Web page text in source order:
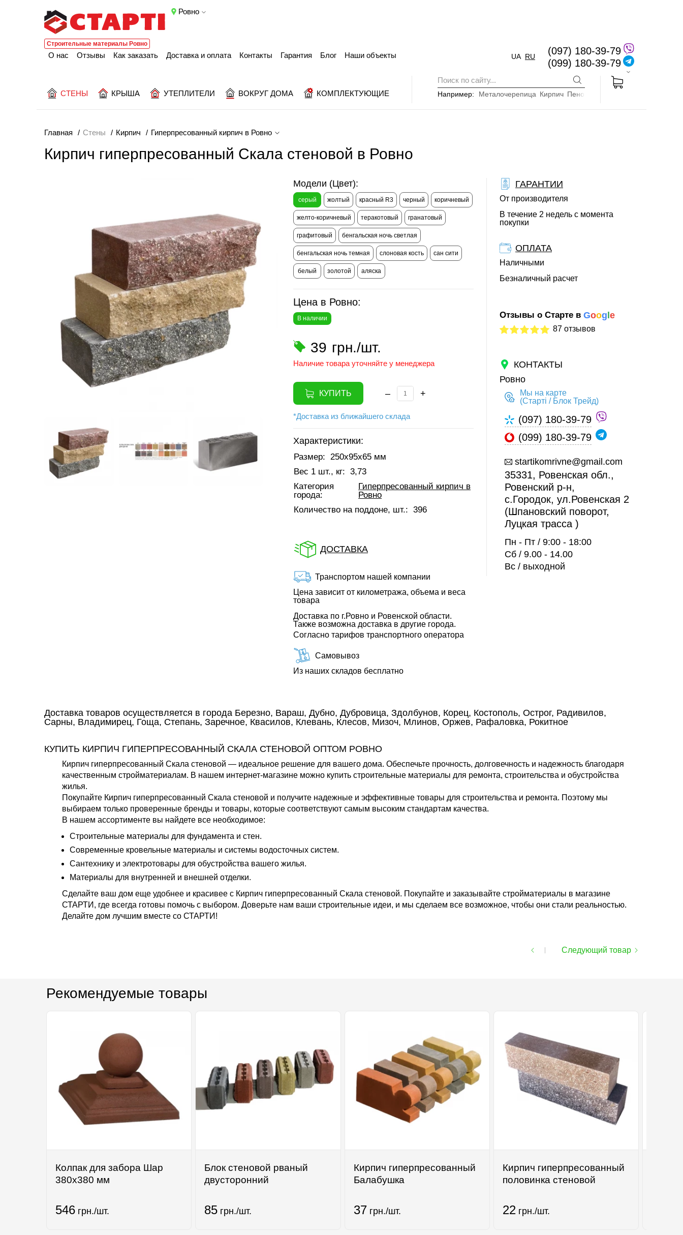
Ровно
Строительные материалы Ровно
Например: Металочерепица Кирпич Пенопласт
СТЕНЫ КРЫША УТЕПЛИТЕЛИ ВОКРУГ ДОМА КОМПЛЕКТУЮЩИЕ
(097) 180-39-79
(099) 180-39-79
О нас Отзывы Как заказать Доставка и оплата Контакты Гарантия Блог Наши объекты UA RU
Главная Стены Кирпич Гиперпресованный кирпич в Ровно
Кирпич гиперпресованный Скала стеновой в Ровно
Модели (Цвет):
серый жолтый красный R3 черный коричневый
желто-коричневый теракотовый гранатовый
графитовый бенгальская ночь светлая
бенгальская ночь темная слоновая кость сан сити
белый золотой аляска
Цена в Ровно:
В наличии
39 грн./шт.
Наличие товара уточняйте у менеджера
КУПИТЬ – +
*Доставка из ближайшего склада
Характеристики:
Размер: 250х95х65 мм
Вес 1 шт., кг: 3,73
Категория
города:
Гиперпресованный кирпич в
Ровно
Количество на поддоне, шт.: 396
ДОСТАВКА
Транспортом нашей компании
Цена зависит от километража, объема и веса
товара
Доставка по г.Ровно и Ровенской области.
Также возможна доставка в другие города.
Согласно тарифов транспортного оператора
Самовывоз
Из наших складов бесплатно
ГАРАНТИИ
От производителя
В течение 2 недель с момента
покупки
ОПЛАТА
Наличными
Безналичный расчет
Отзывы о Старте в Goog e
87 отзывов
КОНТАКТЫ
Ровно
Мы на карте
(Старті / Блок Трейд)
(097) 180-39-79
(099) 180-39-79
startikomrivne@gmail.com
35331, Ровенская обл.,
Ровенский р-н,
с.Городок, ул.Ровенская 2
(Шпановский поворот,
Луцкая трасса )
Пн - Пт / 9:00 - 18:00
Сб / 9.00 - 14.00
Вс / выходной
Доставка товаров осуществляется в города Березно, Вараш, Дубно, Дубровица, Здолбунов, Корец, Костополь, Острог, Радивилов,
Сарны, Владимирец, Гоща, Степань, Заречное, Квасилов, Клевань, Клесов, Мизоч, Млинов, Оржев, Рафаловка, Рокитное
КУПИТЬ КИРПИЧ ГИПЕРПРЕСОВАННЫЙ СКАЛА СТЕНОВОЙ ОПТОМ РОВНО
Кирпич гиперпресованный Скала стеновой — идеальное решение для вашего дома. Обеспечьте прочность, долговечность и надежность благодаря
качественным стройматериалам. В нашем интернет-магазине можно купить строительные материалы для ремонта, строительства и обустройства
жилья.
Покупайте Кирпич гиперпресованный Скала стеновой и получите надежные и эффективные товары для строительства и ремонта. Поэтому мы
выбираем только проверенные бренды и товары, которые соответствуют самым высоким стандартам качества.
В нашем ассортименте вы найдете все необходимое:
Строительные материалы для фундамента и стен.
Современные кровельные материалы и системы водосточных систем.
Сантехнику и электротовары для обустройства вашего жилья.
Материалы для внутренней и внешней отделки.
Сделайте ваш дом еще удобнее и красивее с Кирпич гиперпресованный Скала стеновой. Покупайте и заказывайте стройматериалы в магазине
СТАРТИ, где всегда готовы помочь с выбором. Доверьте нам ваши строительные идеи, и мы сделаем все возможное, чтобы они стали реальностью.
Делайте дом лучшим вместе со СТАРТИ!
Следующий товар
Рекомендуемые товары
Колпак для забора Шар
380х380 мм
546 грн./шт.
Блок стеновой рваный
двусторонний
85 грн./шт.
Кирпич гиперпресованный
Балабушка
37 грн./шт.
Кирпич гиперпресованный
половинка стеновой
22грн./шт.